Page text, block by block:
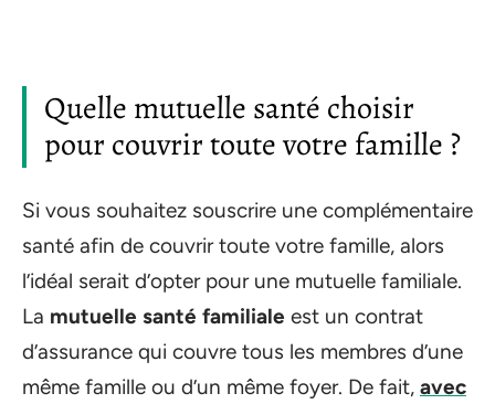
Quelle mutuelle santé choisir
pour couvrir toute votre famille ?
Si vous souhaitez souscrire une complémentaire
santé afin de couvrir toute votre famille, alors
l’idéal serait d’opter pour une mutuelle familiale.
La mutuelle santé familiale est un contrat
d’assurance qui couvre tous les membres d’une
même famille ou d’un même foyer. De fait, avec